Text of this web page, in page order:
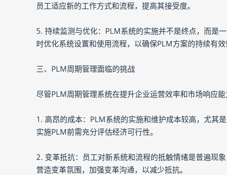
员工适应新的工作方式和流程，提高其接受度。
5. 持续监测与优化：PLM系统的实施并不是终点，而是
时优化系统设置和使用流程，以确保PLM方案的持续有效
三、PLM周期管理面临的挑战
尽管PLM周期管理系统在提升企业运营效率和市场响应
1. 高昂的成本：PLM系统的实施和维护成本较高，尤其
实施PLM前需充分评估经济可行性。
2. 变革抵抗：员工对新系统和流程的抵触情绪是普遍现
营造变革氛围，加强变革沟通，以减少抵抗。